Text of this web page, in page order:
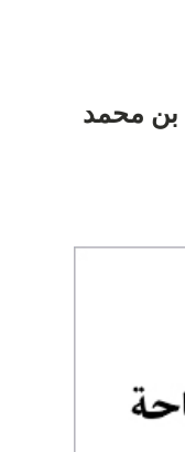
بن محمد